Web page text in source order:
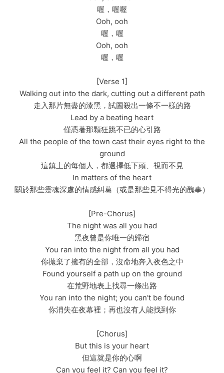
喔，喔喔
Ooh, ooh
喔，喔
Ooh, ooh
喔，喔
[Verse 1]
Walking out into the dark, cutting out a different path
走入那片無盡的漆黑，試圖殺出一條不一樣的路
Lead by a beating heart
僅憑著那顆狂跳不已的心引路
All the people of the town cast their eyes right to the
ground
這鎮上的每個人，都選擇低下頭、視而不見
In matters of the heart
關於那些靈魂深處的情感糾葛（或是那些見不得光的醜事）
[Pre-Chorus]
The night was all you had
黑夜曾是你唯一的歸宿
You ran into the night from all you had
你拋棄了擁有的全部，沒命地奔入夜色之中
Found yourself a path up on the ground
在荒野地表上找尋一條出路
You ran into the night; you can't be found
你消失在夜幕裡；再也沒有人能找到你
[Chorus]
But this is your heart
但這就是你的心啊
Can you feel it? Can you feel it?